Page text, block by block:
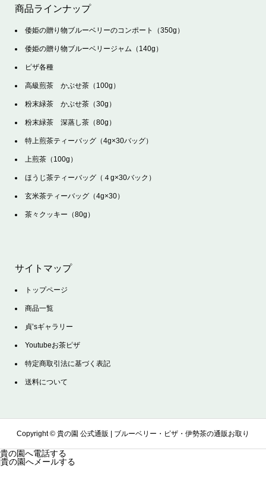
商品ラインナップ
倭姫の贈り物ブルーベリーのコンポート（350g）
倭姫の贈り物ブルーベリージャム（140g）
ピザ各種
高級煎茶 かぶせ茶（100g）
粉末緑茶 かぶせ茶（30g）
粉末緑茶 深蒸し茶（80g）
特上煎茶ティーバッグ（4g×30バッグ）
上煎茶（100g）
ほうじ茶ティーバッグ（４g×30バック）
玄米茶ティーバッグ（4g×30）
茶々クッキー（80g）
サイトマップ
トップページ
商品一覧
貞’sギャラリー
Youtubeお茶ピザ
特定商取引法に基づく表記
送料について
Copyright © 貴の園 公式通販 | ブルーベリー・ピザ・伊勢茶の通販お取り
貴の園へ電話する
貴の園へメールする